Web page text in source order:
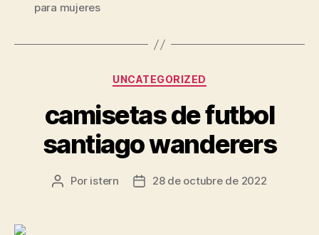
para mujeres
Categorías
UNCATEGORIZED
camisetas de futbol
santiago wanderers
Autor
Por istern
Fecha28 de octubre de 2022